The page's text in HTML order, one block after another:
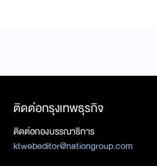
ติดต่อกรุงเทพธุรกิจ
ติดต่อกองบรรณาธิการ
ktwebeditor@nationgroup.com